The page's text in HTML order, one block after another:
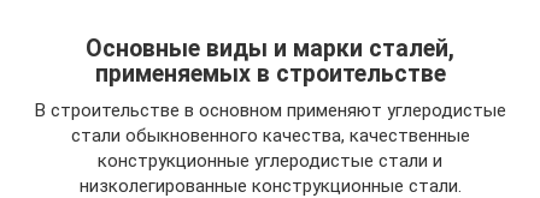
Основные виды и марки сталей,
применяемых в строительстве
В строительстве в основном применяют углеродистые
стали обыкновенного качества, качественные
конструкционные углеродистые стали и
низколегированные конструкционные стали.